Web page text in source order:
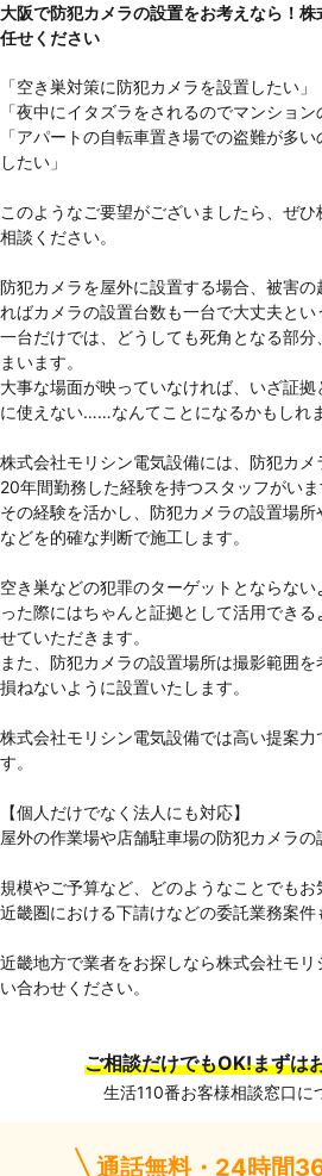
大阪で防犯カメラの設置をお考えなら！
任せください
「空き巣対策に防犯カメラを設置したい」
「夜中にイタズラをされるのでマンション
「アパートの自転車置き場での盗難が多
したい」
このようなご要望がございましたら、ぜ
相談ください。
防犯カメラを屋外に設置する場合、被害
ればカメラの設置台数も一台で大丈夫とい
一台だけでは、どうしても死角となる部
まいます。
大事な場面が映っていなければ、いざ証
に使えない……なんてことになるかもしれ
株式会社モリシン電気設備には、防犯カ
20年間勤務した経験を持つスタッフがいま
その経験を活かし、防犯カメラの設置場
などを的確な判断で施工します。
空き巣などの犯罪のターゲットとならない
った際にはちゃんと証拠として活用でき
せていただきます。
また、防犯カメラの設置場所は撮影範囲
損ねないように設置いたします。
株式会社モリシン電気設備では高い提案
す。
【個人だけでなく法人にも対応】
屋外の作業場や店舗駐車場の防犯カメラの
規模やご予算など、どのようなことでもお
近畿圏における下請けなどの委託業務案件
近畿地方で業者をお探しなら株式会社モ
い合わせください。
ご相談だけでもOK!まずは
生活110番お客様相談窓口に
通話無料・24時間